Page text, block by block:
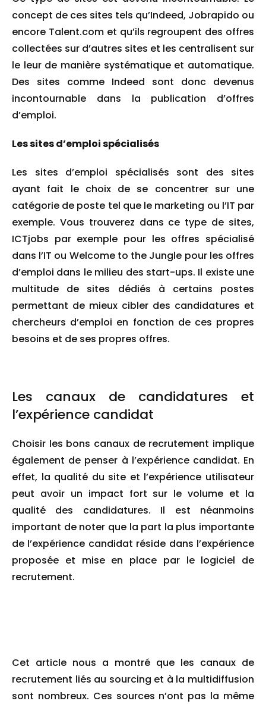
concept de ces sites tels qu’Indeed, Jobrapido ou
encore Talent.comet qu’ils regroupent des offres
collectées sur d’autres sites et les centralisent sur
le leur de manière systématique et automatique.
Des sites comme Indeed sont donc devenus
incontournable dans la publication d’offres
d’emploi.
Les sites d’emploi spécialisés
Les sites d’emploi spécialisés sont des sites
ayant fait le choix de se concentrer sur une
catégorie de poste tel que le marketing ou l’IT par
exemple. Vous trouverez dans ce type de sites,
ICTjobs par exemple pour les offres spécialisé
dans l’IT ou Welcome to the Jungle pour les offres
d’emploi dans le milieu des start-ups. Il existe une
multitude de sites dédiés à certains postes
permettant de mieux cibler des candidatures et
chercheurs d’emploi en fonction de ces propres
besoins et de ses propres offres.
Les canaux de candidatures et
l’expérience candidat
Choisir les bons canaux de recrutement implique
également de penser à l’expérience candidat. En
effet, la qualité du site et l’expérience utilisateur
peut avoir un impact fort sur le volume et la
qualité des candidatures. Il est néanmoins
important de noter que la part la plus importante
de l’expérience candidat réside dans l’expérience
proposée et mise en place par le logiciel de
recrutement.
Cet article nous a montré que les canaux de
recrutement liés au sourcing et à la multidiffusion
sont nombreux. Ces sources n’ont pas la même